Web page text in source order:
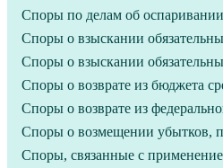
Споры по делам об
Споры о взыскании
Споры о взыскании
Споры о возврате из бюджета
Споры о возврате из
Споры о возмещении убытков,
Споры, связанные с